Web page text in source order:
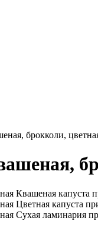
брокколи,
Квашеная капуста
Цветная капуста
Сухая ламинария